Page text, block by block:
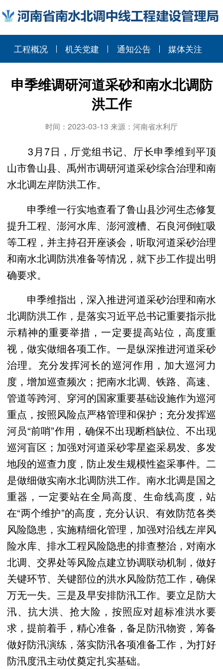
工程概况 机关党建 通知公告 媒体关注
申季维调研河道采砂和南水北调防
洪工作
时间：2023-03-13 来源：河南省水利厅
3月7日，厅党组书记、厅长申季维到平顶
山市鲁山县、禹州市调研河道采砂综合治理和南
水北调左岸防洪工作。
申季维一行实地查看了鲁山县沙河生态修复
提升工程、澎河水库、澎河渡槽、石良河倒虹吸
等工程，并主持召开座谈会，听取河道采砂治理
和南水北调防洪准备等情况，就下步工作提出明
确要求。
申季维指出，深入推进河道采砂治理和南水
北调防洪工作，是落实习近平总书记重要指示批
示精神的重要举措，一定要提高站位，高度重
视，做实做细各项工作。一是纵深推进河道采砂
治理。充分发挥河长的巡河作用，加大巡河力
度，增加巡查频次；把南水北调、铁路、高速、
管道等跨河、穿河的国家重要基础设施作为巡河
重点，按照风险点严格管理和保护；充分发挥巡
河员“前哨”作用，确保不出现断档缺位、不出现
巡河盲区；加强对河道采砂零星盗采易发、多发
地段的巡查力度，防止发生规模性盗采事件。二
是做细做实南水北调防洪工作。南水北调是国之
重器，一定要站在全局高度、生命线高度，站
在“两个维护”的高度，充分认识、有效防范各类
风险隐患，实施精细化管理，加强对沿线左岸风
险水库、排水工程风险隐患的排查整治，对南水
北调、交界处等风险点建立协调联动机制，做好
关键环节、关键部位的洪水风险防范工作，确保
万无一失。三是及早安排防汛工作。要立足防大
汛、抗大洪、抢大险，按照应对超标准洪水要
求，提前着手，精心准备，备足防汛物资，筹备
做好防汛演练，落实防汛各项准备工作，为打好
防汛度汛主动仗奠定扎实基础。